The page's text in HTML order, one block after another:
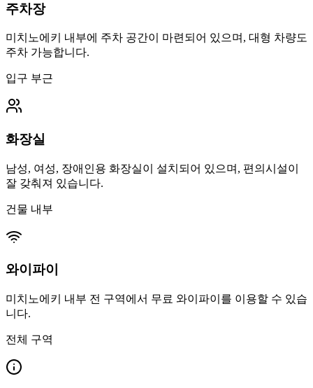
주차장
미치노에키 내부에 주차 공간이 마련되어 있으며, 대형 차량도
주차 가능합니다.
입구 부근
화장실
남성, 여성, 장애인용 화장실이 설치되어 있으며, 편의시설이
잘 갖춰져 있습니다.
건물 내부
와이파이
미치노에키 내부 전 구역에서 무료 와이파이를 이용할 수 있습
니다.
전체 구역